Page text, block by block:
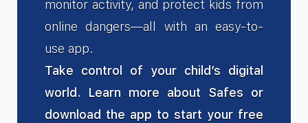
monitor activity, and protect kids from
online dangers—all with an easy-to-
use app.
Take control of your child’s digital
world. Learn more about Safes or
download the app to start your free